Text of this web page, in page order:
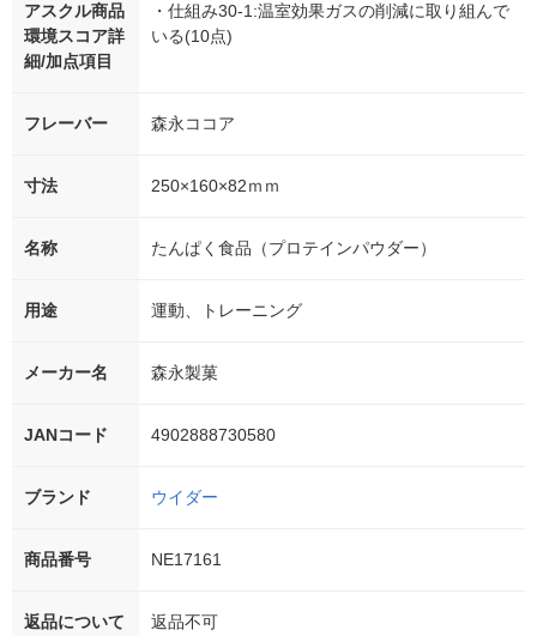
アスクル商品
環境スコア詳
細/加点項目
・仕組み30-1:温室効果ガスの削減に取り組んで
いる(10点)
フレーバー 森永ココア
寸法 250×160×82ｍｍ
名称 たんぱく食品（プロテインパウダー）
用途 運動、トレーニング
メーカー名 森永製菓
JANコード 4902888730580
ブランド ウイダー
商品番号 NE17161
返品について
返品不可